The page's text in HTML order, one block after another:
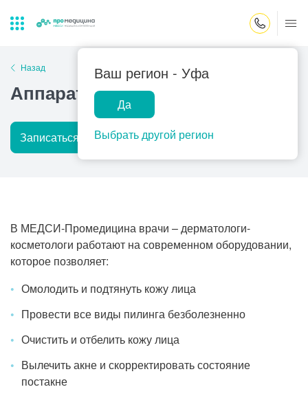
Ваш регион - Уфа
Да
Выбрать другой регион
Лабораторная
диагностика
ПроМедицина
онлайн
Закрыть поиск
Популярные запросы
Прием врача-гинеколога
Прием врача-невролога
Прием врача-стоматолога
Прием врача-кардиолога
Рентгенология
Назад
Аппаратная косметология
Записаться на прием Подробнее
В МЕДСИ-Промедицина врачи – дерматологи-
косметологи работают на современном оборудовании,
которое позволяет:
Омолодить и подтянуть кожу лица
Провести все виды пилинга безболезненно
Очистить и отбелить кожу лица
Вылечить акне и скорректировать состояние
постакне